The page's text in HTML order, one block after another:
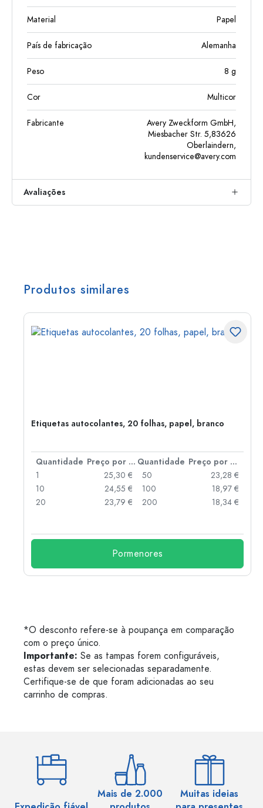
Material Papel
País de fabricação Alemanha
Peso 8 g
Cor Multicor
Fabricante
Avery Zweckform GmbH,
Miesbacher Str. 5,83626
Oberlaindern,
kundenservice@avery.com
Avaliações
Produtos similares
Etiquetas autocolantes, 20 folhas, papel, branco
Quantidade Preço por peça Quantidade
Preço por peça
1
25,30 €
10
24,55 €
20
23,79 €
50
23,28 €
100
18,97 €
200
18,34 €
Pormenores
*O desconto refere-se à poupança em comparação
com o preço único.
Importante: Se as tampas forem configuráveis,
estas devem ser selecionadas separadamente.
Certifique-se de que foram adicionadas ao seu
carrinho de compras.
Mais de 2.000
Muitas ideias